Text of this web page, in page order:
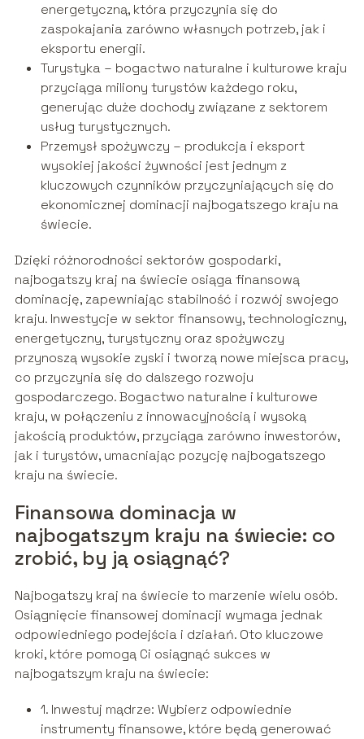
energetyczną, która przyczynia się do
zaspokajania zarówno własnych potrzeb, jak i
eksportu energii.
Turystyka – bogactwo naturalne i kulturowe kraju
przyciąga miliony turystów każdego roku,
generując duże dochody związane z sektorem
usług turystycznych.
Przemysł spożywczy – produkcja i eksport
wysokiej jakości żywności jest jednym z
kluczowych czynników przyczyniających się do
ekonomicznej dominacji najbogatszego kraju na
świecie.
Dzięki różnorodności sektorów gospodarki,
najbogatszy kraj na świecie osiąga finansową
dominację, zapewniając stabilność i rozwój swojego
kraju. Inwestycje w sektor finansowy, technologiczny,
energetyczny, turystyczny oraz spożywczy
przynoszą wysokie zyski i tworzą nowe miejsca pracy,
co przyczynia się do dalszego rozwoju
gospodarczego. Bogactwo naturalne i kulturowe
kraju, w połączeniu z innowacyjnością i wysoką
jakością produktów, przyciąga zarówno inwestorów,
jak i turystów, umacniając pozycję najbogatszego
kraju na świecie.
Finansowa dominacja w
najbogatszym kraju na świecie: co
zrobić, by ją osiągnąć?
Najbogatszy kraj na świecie to marzenie wielu osób.
Osiągnięcie finansowej dominacji wymaga jednak
odpowiedniego podejścia i działań. Oto kluczowe
kroki, które pomogą Ci osiągnąć sukces w
najbogatszym kraju na świecie:
1. Inwestuj mądrze: Wybierz odpowiednie
instrumenty finansowe, które będą generować